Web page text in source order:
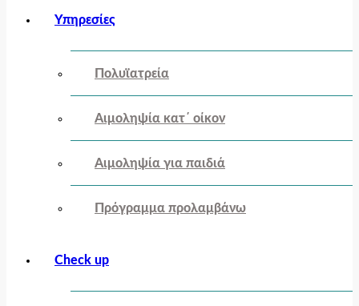
Υπηρεσίες
Πολυϊατρεία
Αιμοληψία κατ΄ οίκον
Αιμοληψία για παιδιά
Πρόγραμμα προλαμβάνω
Check up